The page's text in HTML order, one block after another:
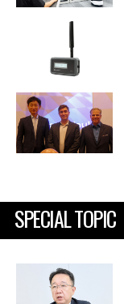
SPECIAL TOPIC